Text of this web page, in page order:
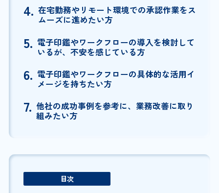
4. 在宅勤務やリモート環境での承認作業をス
ムーズに進めたい方
5. 電子印鑑やワークフローの導入を検討して
いるが、不安を感じている方
6. 電子印鑑やワークフローの具体的な活用イ
メージを持ちたい方
7. 他社の成功事例を参考に、業務改善に取り
組みたい方
目次